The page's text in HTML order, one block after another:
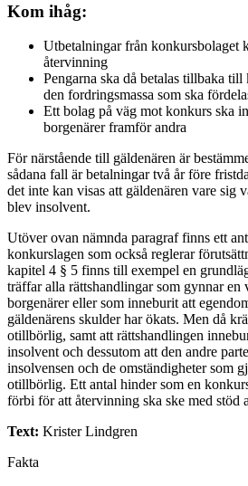
Kom ihåg:
Utbetalningar från konkursbolaget
återvinning
Pengarna ska då betalas tillbaka
den fordringsmassa som ska
Ett bolag på väg mot konkurs ska
borgenärer framför andra
För närstående till gäldenären är
sådana fall är betalningar två år före
det inte kan visas att gäldenären vare sig
blev insolvent.
Utöver ovan nämnda paragraf finns ett
konkurslagen som också reglerar
kapitel 4 § 5 finns till exempel en
träffar alla rättshandlingar som gynnar en
borgenärer eller som inneburit att
gäldenärens skulder har ökats. Men då
otillbörlig, samt att rättshandlingen
insolvent och dessutom att den andre
insolvensen och de omständigheter som
otillbörlig. Ett antal hinder som en
förbi för att återvinning ska ske med stöd
Text: Krister Lindgren
Fakta